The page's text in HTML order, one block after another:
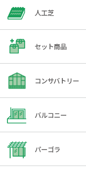
人工芝
セット商品
コンサバトリー
バルコニー
パーゴラ